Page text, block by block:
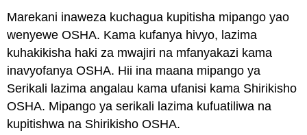
Marekani inaweza kuchagua kupitisha mipango yao
wenyewe OSHA. Kama kufanya hivyo, lazima
kuhakikisha haki za mwajiri na mfanyakazi kama
inavyofanya OSHA. Hii ina maana mipango ya
Serikali lazima angalau kama ufanisi kama Shirikisho
OSHA. Mipango ya serikali lazima kufuatiliwa na
kupitishwa na Shirikisho OSHA.